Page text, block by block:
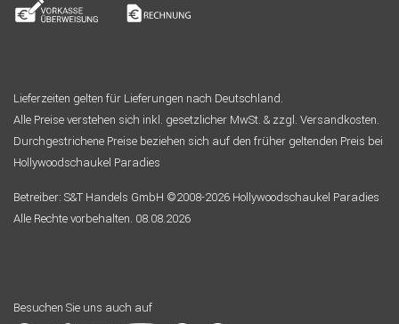
Lieferzeiten gelten für Lieferungen nach Deutschland.
Alle Preise verstehen sich inkl. gesetzlicher MwSt. & zzgl. Versandkosten.
Durchgestrichene Preise beziehen sich auf den früher geltenden Preis bei
Hollywoodschaukel Paradies
Betreiber: S&T Handels GmbH ©2008-2026 Hollywoodschaukel Paradies
Alle Rechte vorbehalten. 08.08.2026
Besuchen Sie uns auch auf